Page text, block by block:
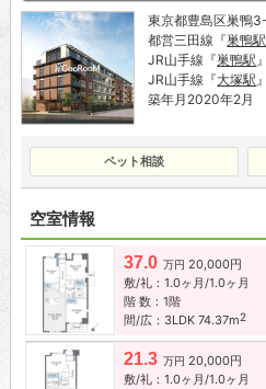
東京都豊島区巣鴨
都営三田線『巣鴨駅
JR山手線『巣鴨駅
JR山手線『大塚駅
築年月2020年2月
ペット相談
空室情報
37.0 万円 20,000円
敷/礼：1.0ヶ月/1.0ヶ月
階 数：1階
間/広：3LDK 74.37m2
21.3 万円 20,000円
敷/礼：1.0ヶ月/1.0ヶ月